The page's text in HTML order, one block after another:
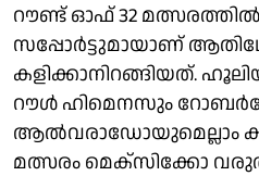
റൗണ്ട് ഓഫ് 32
സപ്പോര്‍ട്ടുമായാണ്
കളിക്കാനിറങ്ങിയത്.
റൗൾ ഹിമെനസും
ആൽവരാഡോയുമെല്ലാം
മത്സരം മെക്സിക്കോ